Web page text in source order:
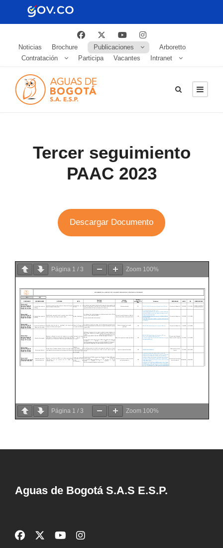
Noticias Brochure Publicaciones
Arboretto
Contratación
Participa Vacantes Intranet
Tercer seguimiento
PAAC 2023
Descargar Documento
Página 1 / 3 Zoom 100%
Página 1 / 3 Zoom 100%
Aguas de Bogotá S.A.S E.S.P.